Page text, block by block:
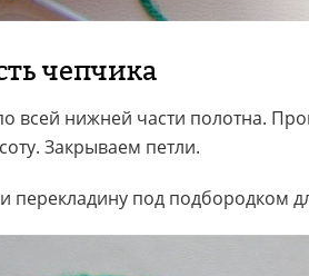
чепчика
всей нижней части полотна.
Закрываем петли.
перекладину под подбородком